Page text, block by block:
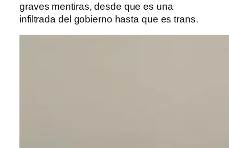
graves mentiras, desde que es una
infiltrada del gobierno hasta que es trans.